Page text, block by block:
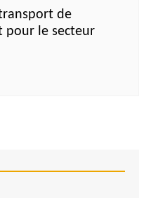
de
pour le secteur